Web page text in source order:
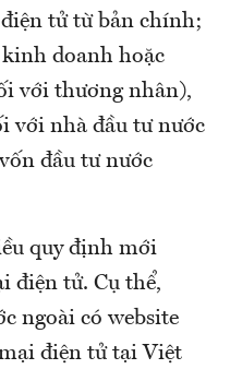
tử từ bản chính;
doanh hoặc
với thương nhân),
với nhà đầu tư nước
đầu tư nước
quy định mới
điện tử. Cụ thể,
ngoài có website
điện tử tại Việt